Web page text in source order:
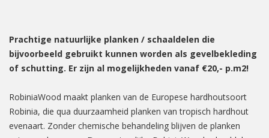
Prachtige natuurlijke planken / schaaldelen die
bijvoorbeeld gebruikt kunnen worden als gevelbekleding
of schutting. Er zijn al mogelijkheden vanaf €20,- p.m2!
RobiniaWood maakt planken van de Europese hardhoutsoort
Robinia, die qua duurzaamheid planken van tropisch hardhout
evenaart. Zonder chemische behandeling blijven de planken